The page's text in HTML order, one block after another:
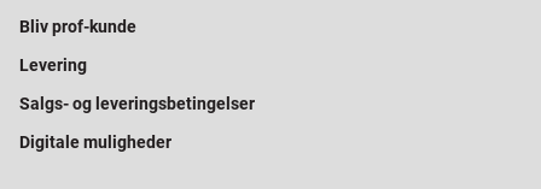
Bliv prof-kunde
Levering
Salgs- og leveringsbetingelser
Digitale muligheder